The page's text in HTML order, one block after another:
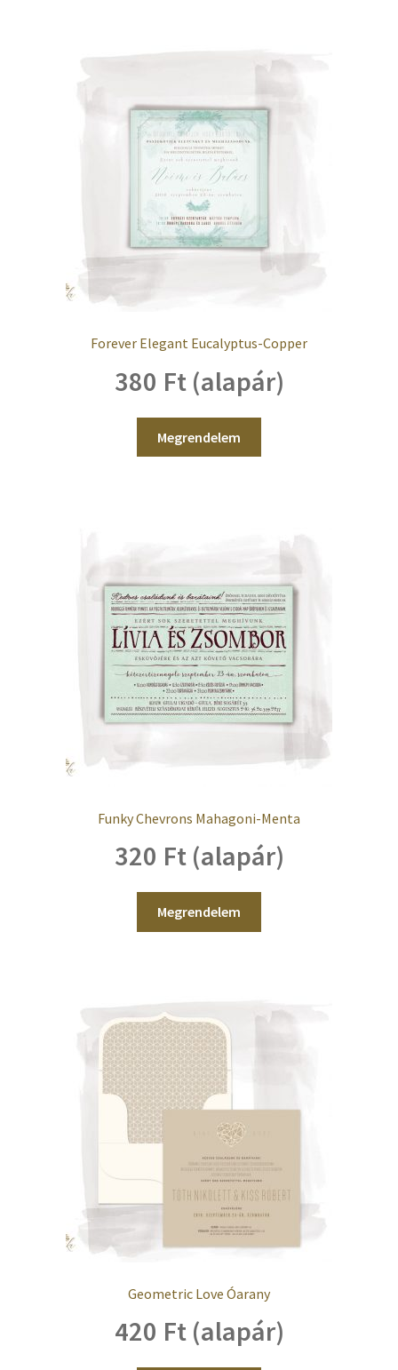
Forever Elegant Eucalyptus-Copper
380 Ft (alapár)
Megrendelem
Funky Chevrons Mahagoni-Menta
320 Ft (alapár)
Megrendelem
Geometric Love Óarany
420 Ft (alapár)